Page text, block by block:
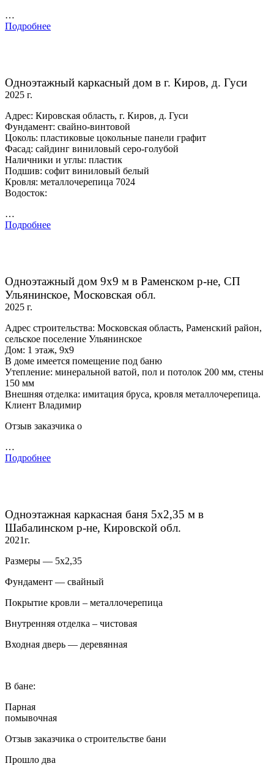
…
Подробнее
Одноэтажный каркасный дом в г. Киров, д. Гуси
2025 г.
Адрес: Кировская область, г. Киров, д. Гуси
Фундамент: свайно-винтовой
Цоколь: пластиковые цокольные панели графит
Фасад: сайдинг виниловый серо-голубой
Наличники и углы: пластик
Подшив: софит виниловый белый
Кровля: металлочерепица 7024
Водосток:
…
Подробнее
Одноэтажный дом 9х9 м в Раменском р-не, СП
Ульянинское, Московская обл.
2025 г.
Адрес строительства: Московская область, Раменский район,
сельское поселение Ульянинское
Дом: 1 этаж, 9х9
В доме имеется помещение под баню
Утепление: минеральной ватой, пол и потолок 200 мм, стены
150 мм
Внешняя отделка: имитация бруса, кровля металлочерепица.
Клиент Владимир
Отзыв заказчика о
…
Подробнее
Одноэтажная каркасная баня 5х2,35 м в
Шабалинском р-не, Кировской обл.
2021г.
Размеры — 5х2,35
Фундамент — свайный
Покрытие кровли – металлочерепица
Внутренняя отделка – чистовая
Входная дверь — деревянная
В бане:
Парная
помывочная
Отзыв заказчика о строительстве бани
Прошло два